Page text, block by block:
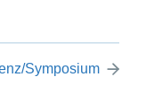
Symposium